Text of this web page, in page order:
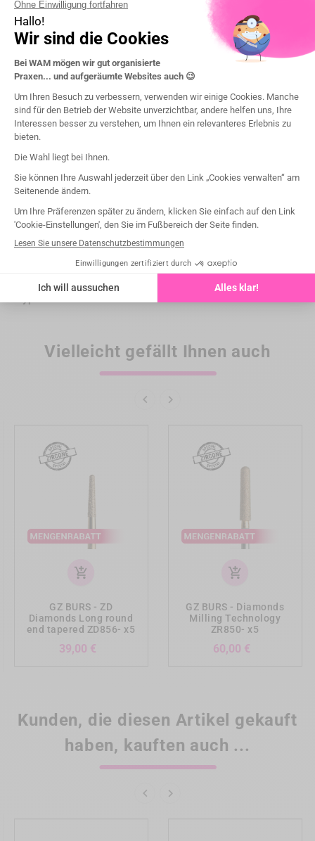
Artikel-Nr. F368314-018-0450
Wartung autoklavierbar 135°C/275°F
Medizinisches Gerät Class IIa
Benannten Stellen CE 0483 (MDC)
forme
Packung mit (st) 5
Funktion
Cavity prep
Crown & Shoulder Prep
FG
Vielleicht gefällt Ihnen auch
 
add_shopping_cart
GZ BURS - ZD
Diamonds Long round
end tapered ZD856- x5
39,00 €
add_shopping_cart
GZ BURS - Diamonds
Milling Technology
ZR850- x5
60,00 €
Kunden, die diesen Artikel gekauft
haben, kauften auch ...
 